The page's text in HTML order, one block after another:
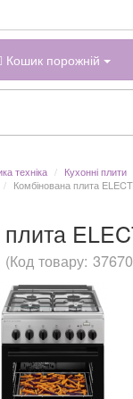
Кошик порожній
техніка Кухонні плити
Комбінована плита
(Код товару: